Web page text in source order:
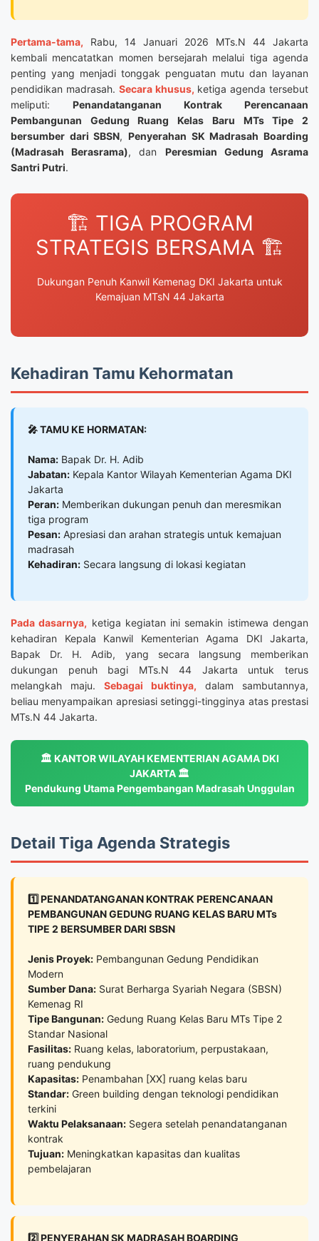
Pertama-tama, Rabu, 14 Januari 2026 MTs.N 44 Jakarta
kembali mencatatkan momen bersejarah melalui tiga agenda
penting yang menjadi tonggak penguatan mutu dan layanan
pendidikan madrasah. Secara khusus, ketiga agenda tersebut
meliputi: Penandatanganan Kontrak Perencanaan
Pembangunan Gedung Ruang Kelas Baru MTs Tipe 2
bersumber dari SBSN,Penyerahan SK Madrasah Boarding
(Madrasah Berasrama), dan Peresmian Gedung Asrama
Santri Putri.
🏗️ TIGA PROGRAM
STRATEGIS BERSAMA 🏗️
Dukungan Penuh Kanwil Kemenag DKI Jakarta untuk
Kemajuan MTsN 44 Jakarta
Kehadiran Tamu Kehormatan
🎤 TAMU KE HORMATAN:
Nama: Bapak Dr. H. Adib
Jabatan: Kepala Kantor Wilayah Kementerian Agama DKI
Jakarta
Peran: Memberikan dukungan penuh dan meresmikan
tiga program
Pesan: Apresiasi dan arahan strategis untuk kemajuan
madrasah
Kehadiran: Secara langsung di lokasi kegiatan
Pada dasarnya, ketiga kegiatan ini semakin istimewa dengan
kehadiran Kepala Kanwil Kementerian Agama DKI Jakarta,
Bapak Dr. H. Adib, yang secara langsung memberikan
dukungan penuh bagi MTs.N 44 Jakarta untuk terus
melangkah maju. Sebagai buktinya, dalam sambutannya,
beliau menyampaikan apresiasi setinggi-tingginya atas prestasi
MTs.N 44 Jakarta.
🏛️ KANTOR WILAYAH KEMENTERIAN AGAMA DKI
JAKARTA 🏛️
Pendukung Utama Pengembangan Madrasah Unggulan
Detail Tiga Agenda Strategis
1️⃣ PENANDATANGANAN KONTRAK PERENCANAAN
PEMBANGUNAN GEDUNG RUANG KELAS BARU MTs
TIPE 2 BERSUMBER DARI SBSN
Jenis Proyek: Pembangunan Gedung Pendidikan
Modern
Sumber Dana: Surat Berharga Syariah Negara (SBSN)
Kemenag RI
Tipe Bangunan: Gedung Ruang Kelas Baru MTs Tipe 2
Standar Nasional
Fasilitas: Ruang kelas, laboratorium, perpustakaan,
ruang pendukung
Kapasitas: Penambahan [XX] ruang kelas baru
Standar: Green building dengan teknologi pendidikan
terkini
Waktu Pelaksanaan: Segera setelah penandatanganan
kontrak
Tujuan: Meningkatkan kapasitas dan kualitas
pembelajaran
2️⃣ PENYERAHAN SK MADRASAH BOARDING